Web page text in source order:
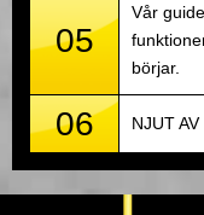
05
Vår
börjar.
06 NJUT